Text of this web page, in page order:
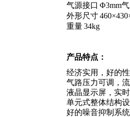
气源接口 Φ3mm
外形尺寸460×430
重量34kg
产品特点 ：
经济实用，好的性
气路压力可调，
液晶显示屏，实时
单元式整体结构
好的噪音抑制系统